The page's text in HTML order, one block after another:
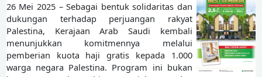
26 Mei 2025 – Sebagai bentuk solidaritas dan
dukungan terhadap perjuangan rakyat
Palestina, Kerajaan Arab Saudi kembali
menunjukkan komitmennya melalui
pemberian kuota haji gratis kepada 1.000
warga negara Palestina. Program ini bukan